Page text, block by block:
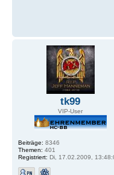
tk99
VIP-User
Beiträge: 8346
Themen: 401
Registriert: Di, 17.02.2009,